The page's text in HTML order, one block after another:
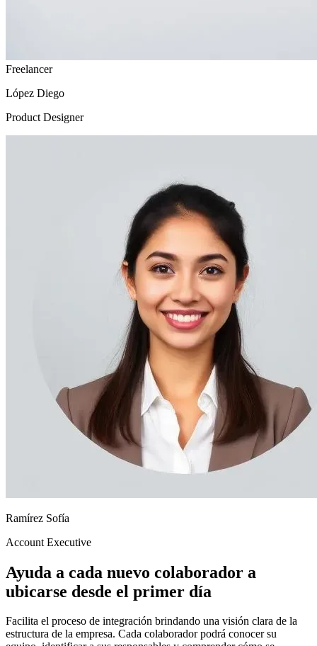
Freelancer
López Diego
Product Designer
Ramírez Sofía
Account Executive
Ayuda a cada nuevo colaborador a
ubicarse desde el primer día
Facilita el proceso de integración brindando una visión clara de la
estructura de la empresa. Cada colaborador podrá conocer su